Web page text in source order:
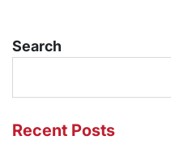
Search
Recent Posts